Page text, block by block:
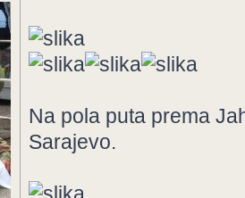
Na pola puta prema
Sarajevo.